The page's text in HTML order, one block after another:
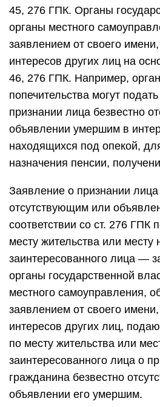
45, 276 ГПК. Органы
органы местного
заявлением от своего
интересов других лиц на
46, 276 ГПК. Например,
попечительства могут
признании лица безвестно
объявлении умершим в
находящихся под опекой,
назначения пенсии,
Заявление о признании лица
отсутствующим или
соответствии со ст. 276 ГПК
месту жительства или месту
заинтересованного лица —
органы государственной
местного самоуправления,
заявлением от своего
интересов других лиц,
по месту жительства или
заинтересованного лица о
гражданина безвестно
объявлении его умершим.